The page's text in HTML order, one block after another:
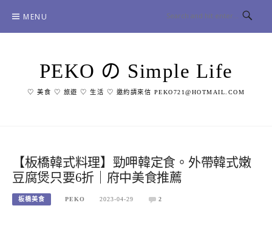
content
MENU
PEKO の Simple Life
♡ 美食 ♡ 旅遊 ♡ 生活 ♡ 邀約請來信 PEKO721@HOTMAIL.COM
【板橋韓式料理】勁呷韓定食。外帶韓式嫩
豆腐煲只要6折｜府中美食推薦
板橋美食 PEKO 2023-04-29 2